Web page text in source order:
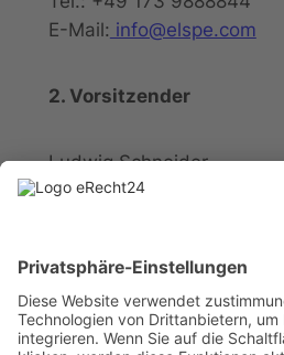
E-Mail: info@elspe.com
2. Vorsitzender
Ludwig Schneider
Tel.: +49 2721 20800
Kontakt
Arbeitsgemeinschaft für